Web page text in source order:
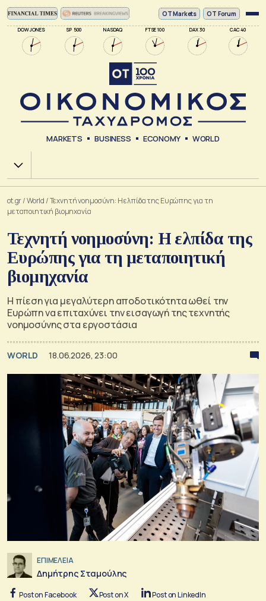
DOW JONES SP 500 NASDAQ FTSE 100 DAX 30 CAC 40
ΟΤ Markets OT Forum
MARKETS BUSINESS ECONOMY WORLD
Χ.Α.
ot.gr/World /Τεχνητή νοημοσύνη: Η ελπίδα της Ευρώπης για τη
μεταποιητική βιομηχανία
Τεχνητή νοημοσύνη: Η ελπίδα της
Ευρώπης για τη μεταποιητική
βιομηχανία
Η πίεση για μεγαλύτερη αποδοτικότητα ωθεί την
Ευρώπη να επιταχύνει την εισαγωγή της τεχνητής
νοημοσύνης στα εργοστάσια
WORLD 18.06.2026, 23:00
ΕΠΙΜΕΛΕΙΑ
Δημήτρης Σταμούλης
Post on Facebook Post on X Post on LinkedIn